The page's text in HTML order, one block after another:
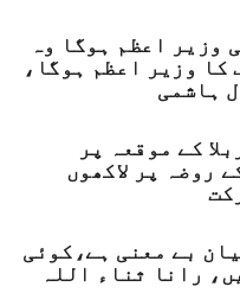
وزیر اعظم ہوگا وہ
کا وزیر اعظم ہوگا،
ہاشمی
کے موقعہ پر
روضہ پر لاکھوں
بے معنی ہے،کوئی
رانا ثناء اللہ